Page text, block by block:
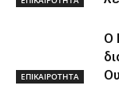
ΕΠΙΚΑΙΡΟΤΗΤΑ
Ο